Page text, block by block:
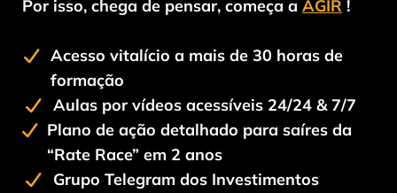
Por isso, chega de pensar, começa a AGIR !
Acesso vitalício a mais de 30 horas de
formação
Aulas por vídeos acessíveis 24/24 & 7/7
Plano de ação detalhado para saíres da
“Rate Race” em 2 anos
Grupo Telegram dos Investimentos